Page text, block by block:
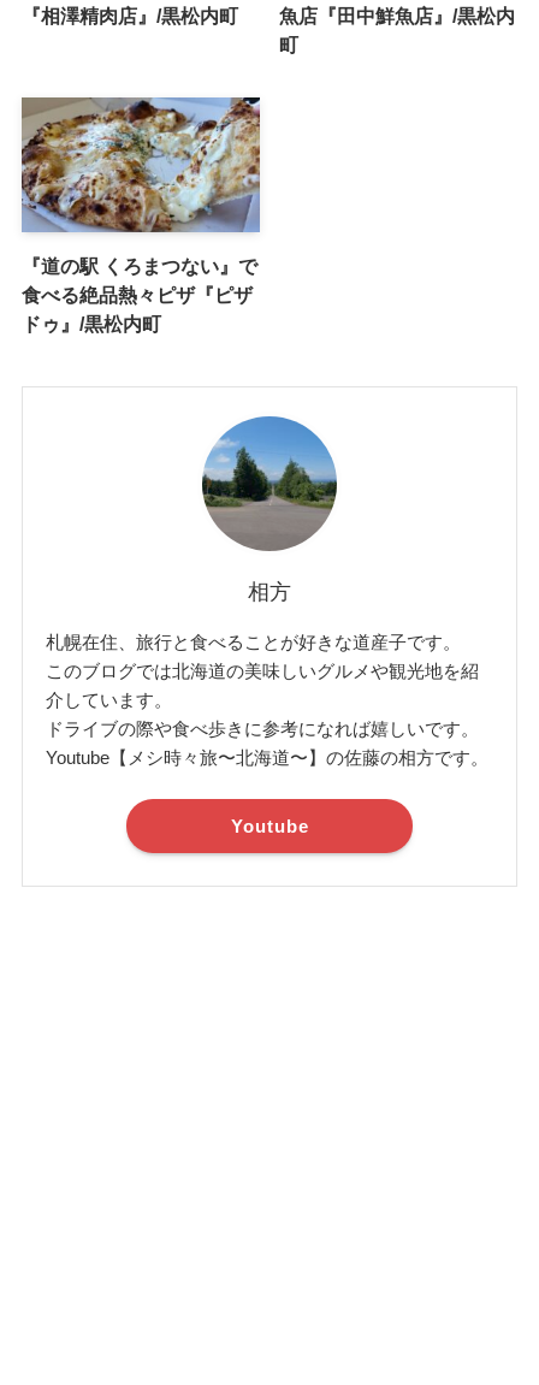
『相澤精肉店』/黒松内町
魚店『田中鮮魚店』/黒松内
町
『道の駅 くろまつない』で
食べる絶品熱々ピザ『ピザ
ドゥ』/黒松内町
相方
札幌在住、旅行と食べることが好きな道産子です。
このブログでは北海道の美味しいグルメや観光地を紹
介しています。
ドライブの際や食べ歩きに参考になれば嬉しいです。
Youtube【メシ時々旅〜北海道〜】の佐藤の相方です。
Youtube